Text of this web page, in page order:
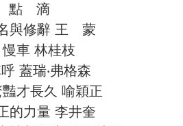
點 滴
與修辭 王 蒙
慢車 林桂枝
蓋瑞‧弗格森
才長久 喻穎正
的力量 李井奎